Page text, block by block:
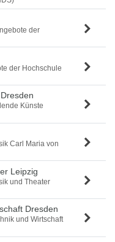
der
der Hochschule
Künste
Carl Maria von
Leipzig
und Theater
Dresden
und Wirtschaft